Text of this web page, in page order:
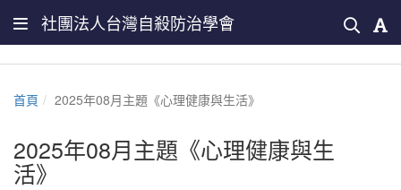
社團法人台灣自殺防治學會
首頁 2025年08月主題《心理健康與生活》
2025年08月主題《心理健康與生
活》